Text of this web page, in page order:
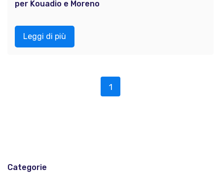
per Kouadio e Moreno
Leggi di più
1
Categorie